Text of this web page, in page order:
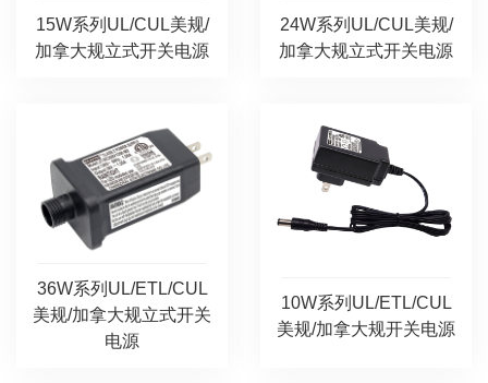
15W系列UL/CUL美规/
加拿大规立式开关电源
24W系列UL/CUL美规/
加拿大规立式开关电源
36W系列UL/ETL/CUL
美规/加拿大规立式开关
电源
10W系列UL/ETL/CUL
美规/加拿大规开关电源